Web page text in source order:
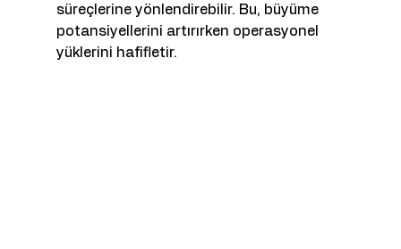
süreçlerine yönlendirebilir. Bu, büyüme
potansiyellerini artırırken operasyonel
yüklerini hafifletir.